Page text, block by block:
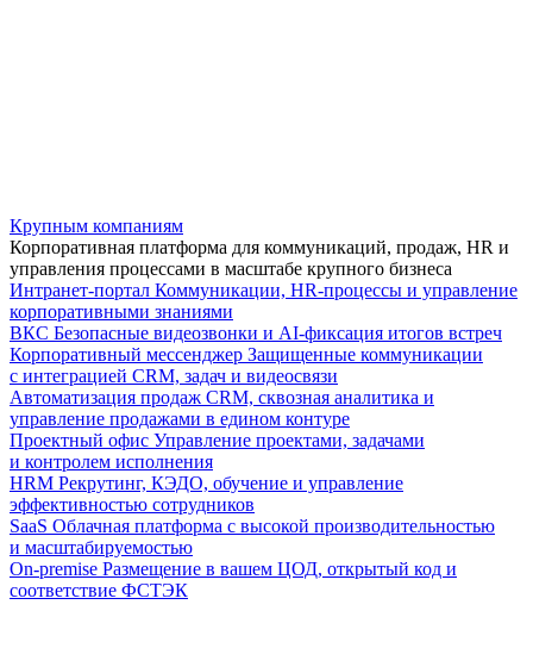
Крупным компаниям
Корпоративная платформа для коммуникаций, продаж, HR и
управления процессами в масштабе крупного бизнеса
Интранет-портал Коммуникации, HR-процессы и управление
корпоративными знаниями
ВКС Безопасные видеозвонки и AI-фиксация итогов встреч
Корпоративный мессенджер Защищенные коммуникации
с интеграцией CRM, задач и видеосвязи
Автоматизация продаж CRM, сквозная аналитика и
управление продажами в едином контуре
Проектный офис Управление проектами, задачами
и контролем исполнения
HRM Рекрутинг, КЭДО, обучение и управление
эффективностью сотрудников
SaaS Облачная платформа с высокой производительностью
и масштабируемостью
On-premise Размещение в вашем ЦОД, открытый код и
соответствие ФСТЭК